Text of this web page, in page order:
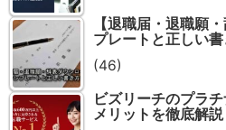
【退職届・退職願
プレートと正しい書
(46)
ビズリーチのプラ
メリットを徹底解説